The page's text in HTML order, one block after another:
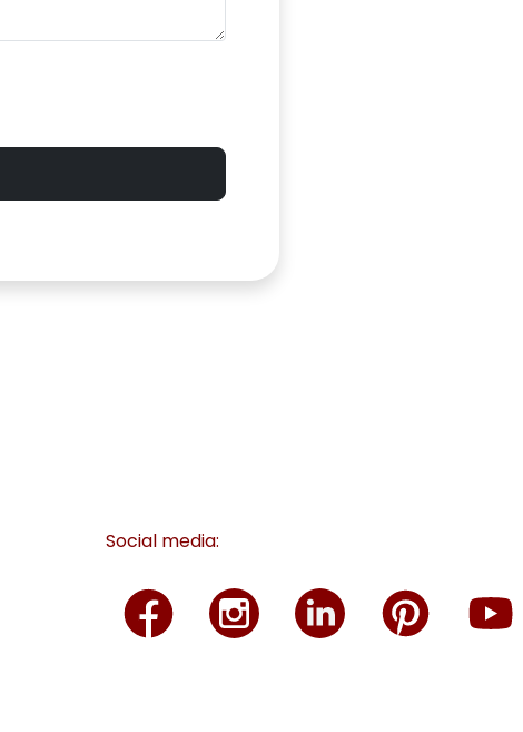
Social media: